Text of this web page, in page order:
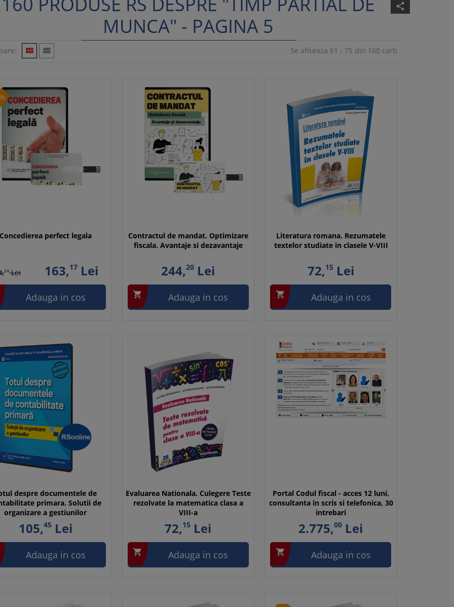
share
MUNCA" - PAGINA 5
  Se afiseaza 61 - 75 din 160 carti
Concedierea perfect legala
24Lei 163,17Lei
Adauga in cos
Contractul de mandat. Optimizare
fiscala. Avantaje si dezavantaje
244,20 Lei
 Adauga in cos
Literatura romana. Rezumatele
textelor studiate in clasele V-VIII
72,15Lei
 Adauga in cos
despre documentele de
primara. Solutii de
organizare a gestiunilor
105,45Lei
Adauga in cos
Evaluarea Nationala. Culegere Teste
rezolvate la matematica clasa a
VIII-a
72,15 Lei
 Adauga in cos
Portal Codul fiscal - acces 12 luni,
consultanta in scris si telefonica, 30
intrebari
2.775,00 Lei
 Adauga in cos